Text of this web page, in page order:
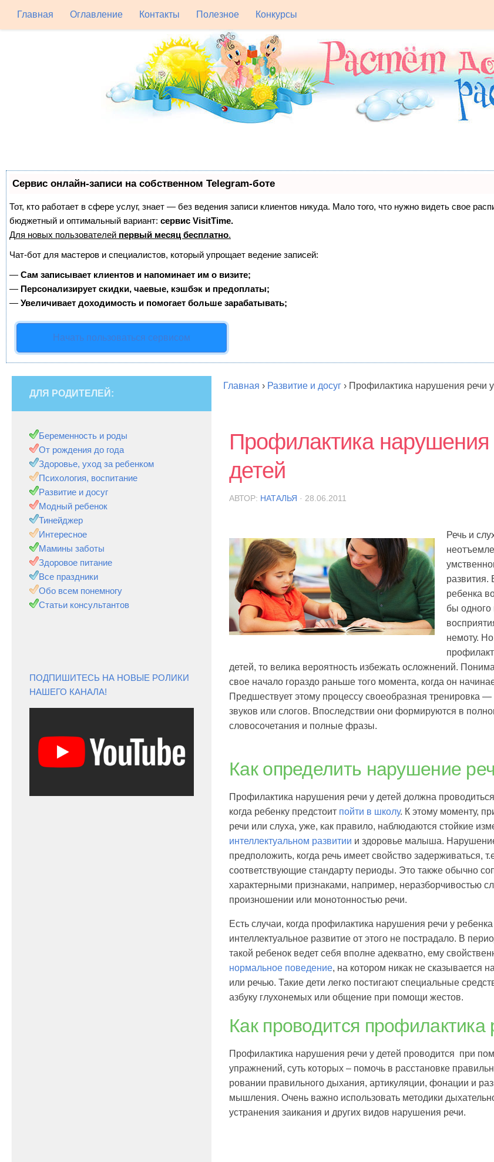
Главная Оглавление Контакты Полезное Конкурсы
Сервис онлайн-записи на собственном Telegram-боте
Тот, кто работает в сфере услуг, знает — без ведения записи клиентов никуда. Мало того, что нужно видеть свое
бюджетный и оптимальный вариант: сервис VisitTime.
Для новых пользователей первый месяц бесплатно.
Чат-бот для мастеров и специалистов, который упрощает ведение записей:
— Сам записывает клиентов и напоминает им о визите;
— Персонализирует скидки, чаевые, кэшбэк и предоплаты;
— Увеличивает доходимость и помогает больше зарабатывать;
Начать пользоваться сервисом
Главная › Развитие и досуг › Профилактика нарушения речи
Профилактика нарушения
детей
АВТОР: НАТАЛЬЯ · 28.06.2011
Речь и
развития.
ребенка
бы одного
немоту.
детей, то велика вероятность избежать осложнений.
свое начало гораздо раньше того момента, когда он
Предшествует этому процессу своеобразная тренировка
звуков или слогов. Впоследствии они формируются в
словосочетания и полные фразы.
Как определить нарушение
Профилактика нарушения речи у детей должна
когда ребенку предстоит пойти в школу. К этому моменту,
речи или слуха, уже, как правило, наблюдаются стойкие
интеллектуальном развитии и здоровье малыша.
предположить, когда речь имеет свойство задерживаться,
соответствующие стандарту периоды. Это также обычно
характерными признаками, например, неразборчивостью
произношении или монотонностью речи.
Есть случаи, когда профилактика нарушения речи у
интеллектуальное развитие от этого не пострадало. В
такой ребенок ведет себя вполне адекватно, ему
нормальное поведение, на котором никак не сказывается
или речью. Такие дети легко постигают специальные
азбуку глухонемых или общение при помощи жестов.
Как проводится профилактика
Профилактика нарушения речи у детей проводится при
упражнений, суть которых – помочь в расстановке
ровании правильного дыхания, артикуляции, фонации и
мышления. Очень важно использовать методики
устранения заикания и других видов нарушения речи.
ДЛЯ РОДИТЕЛЕЙ:
Беременность и роды
От рождения до года
Здоровье, уход за ребенком
Психология, воспитание
Развитие и досуг
Модный ребенок
Тинейджер
Интересное
Мамины заботы
Здоровое питание
Все праздники
Обо всем понемногу
Статьи консультантов
ПОДПИШИТЕСЬ НА НОВЫЕ РОЛИКИ
НАШЕГО КАНАЛА!